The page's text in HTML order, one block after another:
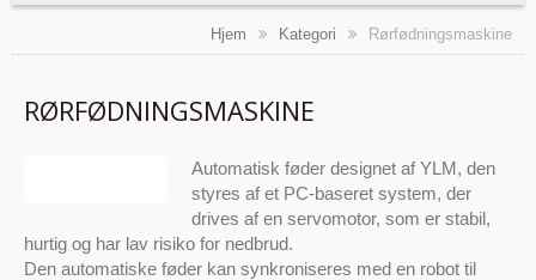
Hjem Kategori Rørfødningsmaskine
RØRFØDNINGSMASKINE
Automatisk føder designet af YLM, den
styres af et PC-baseret system, der
drives af en servomotor, som er stabil,
hurtig og har lav risiko for nedbrud.
Den automatiske føder kan synkroniseres med en robot til